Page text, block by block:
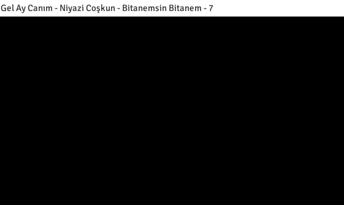
Gel Ay Canım - Niyazi Coşkun - Bitanemsin Bitanem - 7